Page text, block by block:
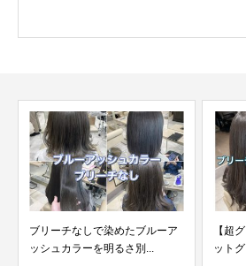
たブルーア
さ別...
【超グレー】ブリーチなしでマ
ットグレーカラーに染め...